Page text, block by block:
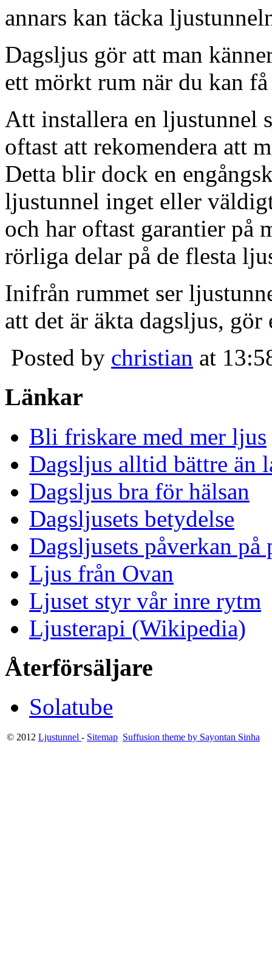
annars kan täcka
Dagsljus gör att man
ett mörkt rum när du kan
Att installera en ljustunnel
oftast att rekomendera att
Detta blir dock en
ljustunnel inget eller
och har oftast garantier på
rörliga delar på de flesta
Inifrån rummet ser
att det är äkta dagsljus,
Posted by christian at
Länkar
Bli friskare med mer ljus
Dagsljus alltid bättre än
Dagsljus bra för hälsan
Dagsljusets betydelse
Dagsljusets påverkan på
Ljus från Ovan
Ljuset styr vår inre rytm
Ljusterapi (Wikipedia)
Återförsäljare
Solatube
© 2012 Ljustunnel - Sitemap Suffusion theme by Sayontan Sinha